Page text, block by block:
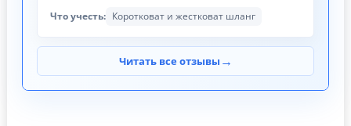
Что учесть: Коротковат и жестковат шланг
Читать все отзывы →